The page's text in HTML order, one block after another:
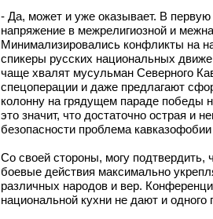
- Да, может и уже оказывает. В первую
напряжение в межрелигиозной и
Минимализировались конфликты на
спикеры русских национальных
чаще хвалят мусульман Северного
спецоперации и даже предлагают
колонну на грядущем параде победы
это значит, что достаточно острая и
безопасности проблема
Со своей стороны, могу подтвердить,
боевые действия максимально
различных народов и вер.
национальной кухни не дают и одного